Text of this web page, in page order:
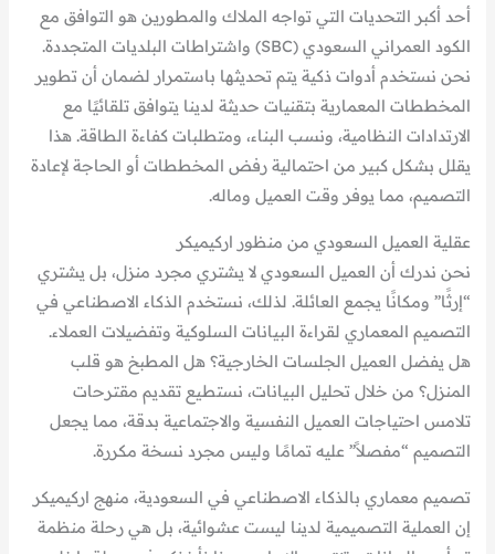
أحد أكبر التحديات التي تواجه الملاك والمطورين هو التوافق مع
الكود العمراني السعودي (SBC) واشتراطات البلديات المتجددة.
نحن نستخدم أدوات ذكية يتم تحديثها باستمرار لضمان أن تطوير
المخططات المعمارية بتقنيات حديثة لدينا يتوافق تلقائيًا مع
الارتدادات النظامية، ونسب البناء، ومتطلبات كفاءة الطاقة. هذا
يقلل بشكل كبير من احتمالية رفض المخططات أو الحاجة لإعادة
التصميم، مما يوفر وقت العميل وماله.
عقلية العميل السعودي من منظور اركيميكر
نحن ندرك أن العميل السعودي لا يشتري مجرد منزل، بل يشتري
“إرثًا” ومكانًا يجمع العائلة. لذلك، نستخدم الذكاء الاصطناعي في
التصميم المعماري لقراءة البيانات السلوكية وتفضيلات العملاء.
هل يفضل العميل الجلسات الخارجية؟ هل المطبخ هو قلب
المنزل؟ من خلال تحليل البيانات، نستطيع تقديم مقترحات
تلامس احتياجات العميل النفسية والاجتماعية بدقة، مما يجعل
التصميم “مفصلاً” عليه تمامًا وليس مجرد نسخة مكررة.
تصميم معماري بالذكاء الاصطناعي في السعودية، منهج اركيميكر
إن العملية التصميمية لدينا ليست عشوائية، بل هي رحلة منظمة